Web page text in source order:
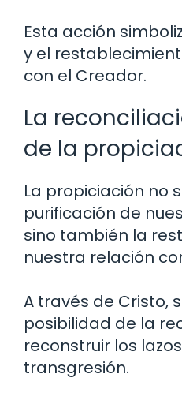
Esta acción
y el
con el Creador.
La
de la
La propiciación no
purificación de
sino también la
nuestra relación
A través de Cristo,
posibilidad de la
reconstruir los
transgresión.